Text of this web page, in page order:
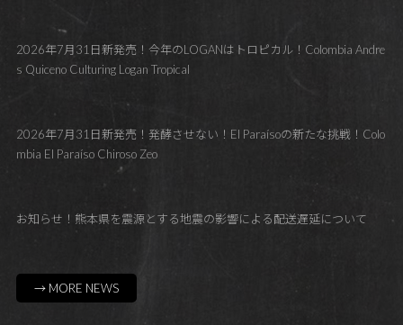
2026年7月31日新発売！今年のLOGANはトロピカル！Colombia Andre
s Quiceno Culturing Logan Tropical
2026年7月31日新発売！発酵させない！El Paraísoの新たな挑戦！Colo
mbia El Paraíso Chiroso Zeo
お知らせ！熊本県を震源とする地震の影響による配送遅延について
→ MORE NEWS